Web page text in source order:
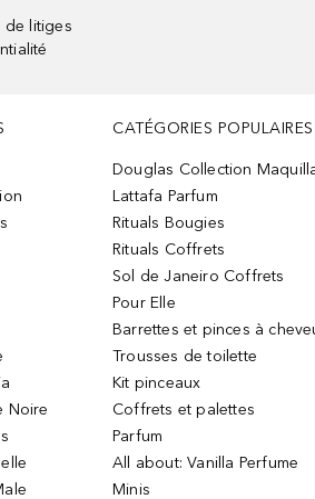
de litiges
Noire
CATÉGORIES POPULAIRES
Douglas Collection
Lattafa Parfum
Rituals Bougies
Rituals Coffrets
Sol de Janeiro Coffrets
Pour Elle
Barrettes et pinces à
Trousses de toilette
Kit pinceaux
Coffrets et palettes
Parfum
All about: Vanilla Perfume
Minis